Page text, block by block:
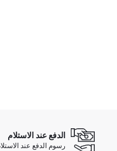
الدفع عند الاستلام
رسوم الدفع عند الاستلام 20